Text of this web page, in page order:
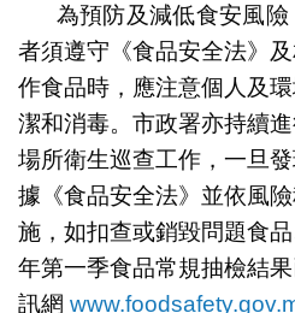
為預防及減低食安風
者須遵守《食品安全法》
作食品時，應注意個人及
潔和消毒。市政署亦持續
場所衛生巡查工作，一旦
據《食品安全法》並依風
施，如扣查或銷毀問題食
年第一季食品常規抽檢結
訊網